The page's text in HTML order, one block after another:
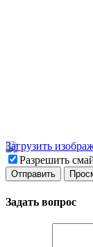
Загрузить
Разрешить
Задать вопрос